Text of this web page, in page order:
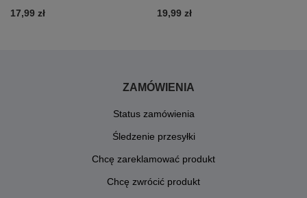
17,99 zł
19,99 zł
ZAMÓWIENIA
Status zamówienia
Śledzenie przesyłki
Chcę zareklamować produkt
Chcę zwrócić produkt